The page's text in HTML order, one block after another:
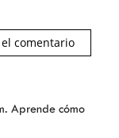
Aprende cómo